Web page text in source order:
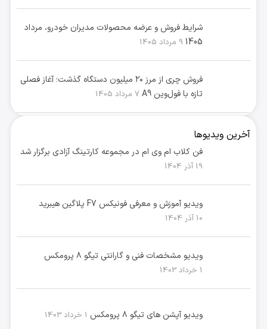
شرایط فروش و عرضه محصولات مدیران خودرو، مرداد
1405 9 مرداد 1405
فروش چری از مرز ۲۰ میلیون دستگاه گذشت؛ آغاز فصلی
تازه با فول‌وین A9
7 مرداد 1405
آخرین ویدیوها
فن کلاب ام وی ام در مجموعه کارتینگ آزادی برگزار شد
19 آذر 1404
ویدیو آموزش و معرفی فونیکس F7 پلاگین هیبرید
10 آذر 1404
ویدیو مشخصات فنی و گارانتی تیگو ۸ پرومکس
1 خرداد 1403
ویدیو آپشن های تیگو ۸ پرومکس 1 خرداد 1403